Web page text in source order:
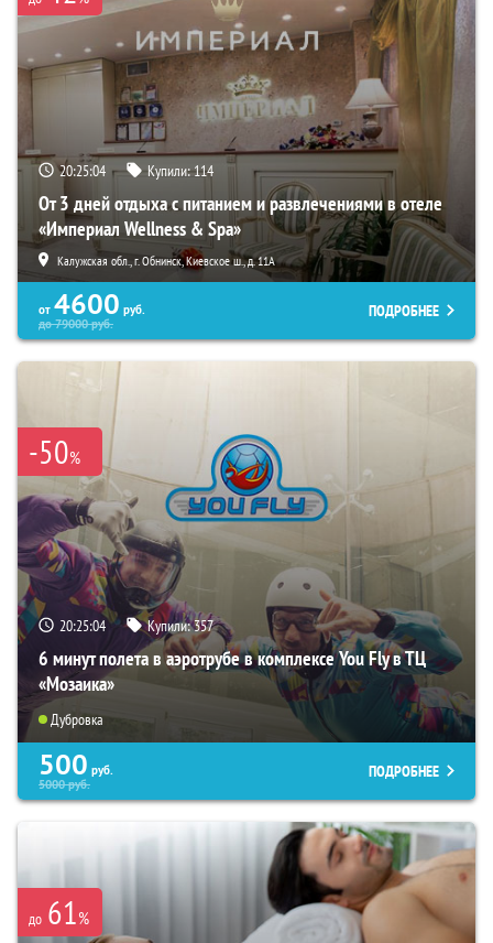
20:25:03 Купили:114
От 3 дней отдыха с питанием и развлечениями в отеле
«Империал Wellness & Spa»
Калужская обл., г. Обнинск, Киевское ш., д. 11А
от 4600 руб.
до79000руб.
ПОДРОБНЕЕ
-50%
20:25:03 Купили:357
6 минут полета в аэротрубе в комплексе You Fly в ТЦ
«Мозаика»
Дубровка
500 руб.
5000руб.
ПОДРОБНЕЕ
до 61%